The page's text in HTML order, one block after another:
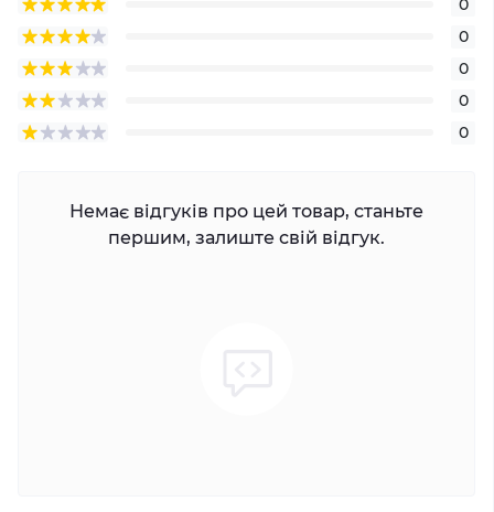
0
0
0
0
Немає відгуків про цей товар, станьте
першим, залиште свій відгук.